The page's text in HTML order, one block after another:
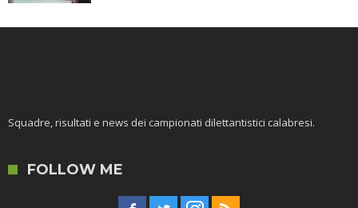
Squadre, risultati e news dei campionati dilettantistici calabresi.
FOLLOW ME